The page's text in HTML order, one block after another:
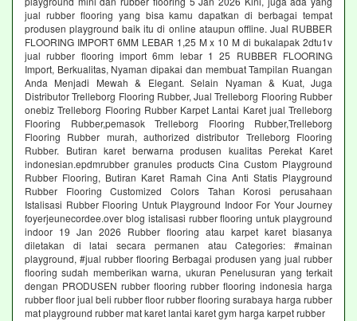
jual rubber flooring yang bisa kamu dapatkan di berbagai tempat
produsen playground baik itu di online ataupun offline. Jual RUBBER
FLOORING IMPORT 6MM LEBAR 1,25 M x 10 M di bukalapak 2dtu1v
jual rubber flooring import 6mm lebar 1 25 RUBBER FLOORING
Import, Berkualitas, Nyaman dipakai dan membuat Tampilan Ruangan
Anda Menjadi Mewah & Elegant. Selain Nyaman & Kuat, Juga
Distributor Trelleborg Flooring Rubber, Jual Trelleborg Flooring Rubber
onebiz Trelleborg Flooring Rubber Karpet Lantai Karet jual Trelleborg
Flooring Rubber,pemasok Trelleborg Flooring Rubber,Trelleborg
Flooring Rubber murah, authorized distributor Trelleborg Flooring
Rubber. Butiran karet berwarna produsen kualitas Perekat Karet
indonesian.epdmrubber granules products Cina Custom Playground
Rubber Flooring, Butiran Karet Ramah Cina Anti Statis Playground
Rubber Flooring Customized Colors Tahan Korosi perusahaan
Istalisasi Rubber Flooring Untuk Playground Indoor For Your Journey
foyerjeunecordee.over blog istalisasi rubber flooring untuk playground
indoor 19 Jan 2026 Rubber flooring atau karpet karet biasanya
diletakan di latai secara permanen atau Categories: #mainan
playground, #jual rubber flooring Berbagai produsen yang jual rubber
flooring sudah memberikan warna, ukuran Penelusuran yang terkait
dengan PRODUSEN rubber flooring rubber flooring indonesia harga
rubber floor jual beli rubber floor rubber flooring surabaya harga rubber
mat playground rubber mat karet lantai karet gym harga karpet rubber